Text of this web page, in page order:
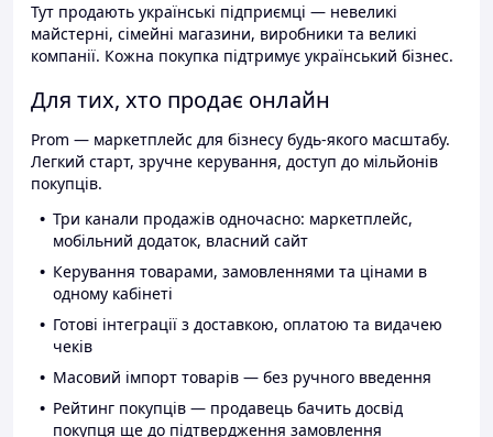
Тут продають українські підприємці — невеликі
майстерні, сімейні магазини, виробники та великі
компанії. Кожна покупка підтримує український бізнес.
Для тих, хто продає онлайн
Prom — маркетплейс для бізнесу будь-якого масштабу.
Легкий старт, зручне керування, доступ до мільйонів
покупців.
Три канали продажів одночасно: маркетплейс,
мобільний додаток, власний сайт
Керування товарами, замовленнями та цінами в
одному кабінеті
Готові інтеграції з доставкою, оплатою та видачею
чеків
Масовий імпорт товарів — без ручного введення
Рейтинг покупців — продавець бачить досвід
покупця ще до підтвердження замовлення